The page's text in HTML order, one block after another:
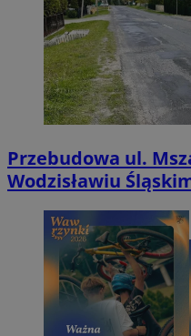
Przebudowa ul.
Wodzisławiu